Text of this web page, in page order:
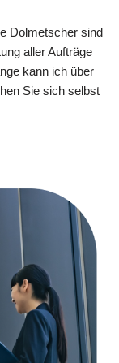
Dolmetscher sind
aller Aufträge
kann ich über
Sie sich selbst